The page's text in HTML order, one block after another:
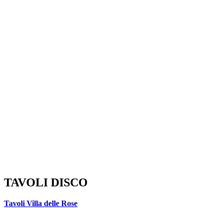
TAVOLI DISCO
Tavoli Villa delle Rose